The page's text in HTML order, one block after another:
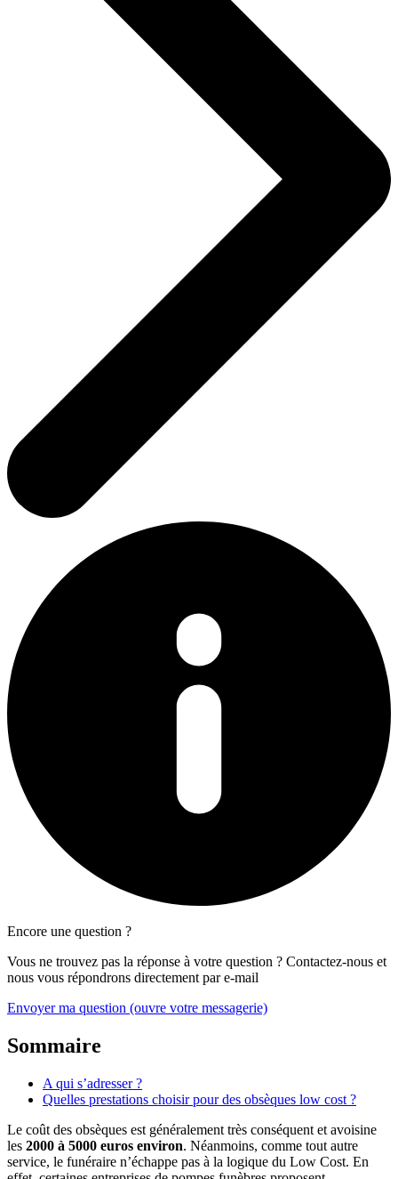
Encore une question ?
Vous ne trouvez pas la réponse à votre question ? Contactez-nous et
nous vous répondrons directement par e-mail
Envoyer ma question (ouvre votre messagerie)
Sommaire
A qui s’adresser ?
Quelles prestations choisir pour des obsèques low cost ?
Le coût des obsèques est généralement très conséquent et avoisine
les 2000 à 5000 euros environ. Néanmoins, comme tout autre
service, le funéraire n’échappe pas à la logique du Low Cost. En